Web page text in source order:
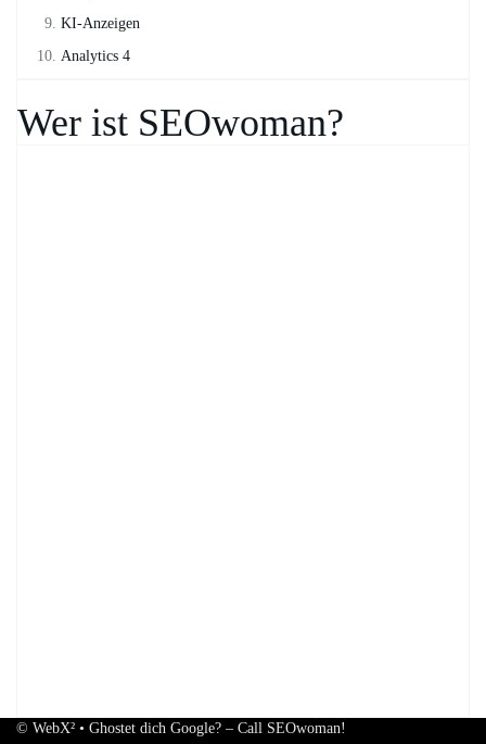
KI-Anzeigen
Analytics 4
Wer ist SEOwoman?
© WebX² • Ghostet dich Google? – Call SEOwoman!